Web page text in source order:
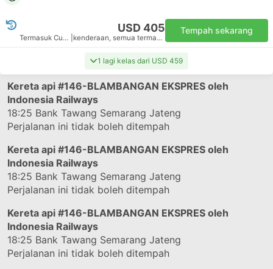
USD 405
Termasuk Cukai kenderaan, semua termasuk
Tempah sekarang
1 lagi kelas dari USD 459
Kereta api #146-BLAMBANGAN EKSPRES oleh
Indonesia Railways
18:25 Bank Tawang Semarang Jateng
Perjalanan ini tidak boleh ditempah
Kereta api #146-BLAMBANGAN EKSPRES oleh
Indonesia Railways
18:25 Bank Tawang Semarang Jateng
Perjalanan ini tidak boleh ditempah
Kereta api #146-BLAMBANGAN EKSPRES oleh
Indonesia Railways
18:25 Bank Tawang Semarang Jateng
Perjalanan ini tidak boleh ditempah